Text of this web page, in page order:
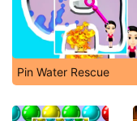
Pin Water Rescue